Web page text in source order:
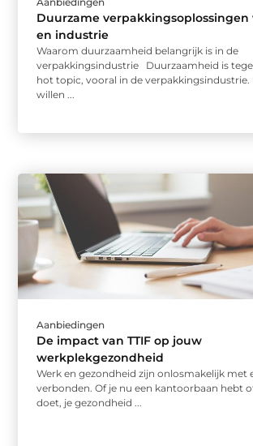
Duurzame verpakkingsoplossingen
en industrie
Waarom duurzaamheid belangrijk is in de
verpakkingsindustrie Duurzaamheid is
hot topic, vooral in de verpakkingsindustrie.
willen ...
Aanbiedingen
De impact van TTIF op jouw
werkplekgezondheid
Werk en gezondheid zijn onlosmakelijk met
verbonden. Of je nu een kantoorbaan hebt
doet, je gezondheid ...